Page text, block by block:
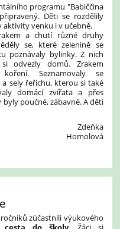
programu "Babiččina
Děti se rozdělily
venku i v učebně.
a chutí různé druhy
se, které zelenině se
poznávaly bylinky. Z nich
odvezly domů. Zrakem
Seznamovaly se
sely řeřichu, kterou si také
domácí zvířata a přes
poučné, zábavné. A děti
Homolová
zúčastnili výukového